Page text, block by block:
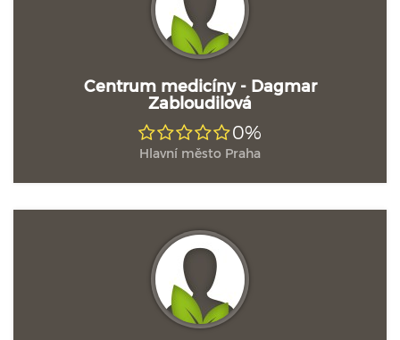
Centrum medicíny - Dagmar
Zabloudilová
0%
Hlavní město Praha